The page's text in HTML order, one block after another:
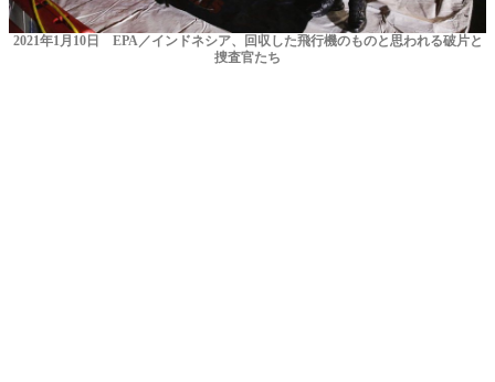
2021年1月10日 EPA／インドネシア、回収した飛行機のものと思われる破片と
捜査官たち